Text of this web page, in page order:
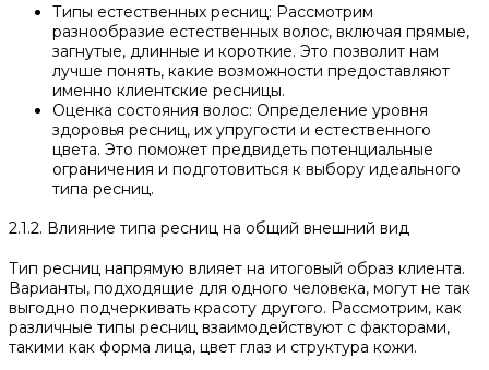
Типы естественных ресниц: Рассмотрим
разнообразие естественных волос, включая прямые,
загнутые, длинные и короткие. Это позволит нам
лучше понять, какие возможности предоставляют
именно клиентские ресницы.
Оценка состояния волос: Определение уровня
здоровья ресниц, их упругости и естественного
цвета. Это поможет предвидеть потенциальные
ограничения и подготовиться к выбору идеального
типа ресниц.
2.1.2. Влияние типа ресниц на общий внешний вид
Тип ресниц напрямую влияет на итоговый образ клиента.
Варианты, подходящие для одного человека, могут не так
выгодно подчеркивать красоту другого. Рассмотрим, как
различные типы ресниц взаимодействуют с факторами,
такими как форма лица, цвет глаз и структура кожи.